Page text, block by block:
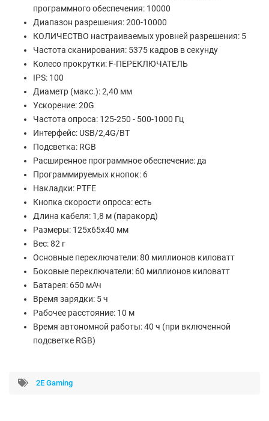
программного обеспечения: 10000
Диапазон разрешения: 200-10000
КОЛИЧЕСТВО настраиваемых уровней разрешения: 5
Частота сканирования: 5375 кадров в секунду
Колесо прокрутки: F-ПЕРЕКЛЮЧАТЕЛЬ
IPS: 100
Диаметр (макс.): 2,40 мм
Ускорение: 20G
Частота опроса: 125-250 - 500-1000 Гц
Интерфейс: USB/2,4G/BT
Подсветка: RGB
Расширенное программное обеспечение: да
Программируемых кнопок: 6
Накладки: PTFE
Кнопка скорости опроса: есть
Длина кабеля: 1,8 м (паракорд)
Размеры: 125x65x40 мм
Вес: 82 г
Основные переключатели: 80 миллионов киловатт
Боковые переключатели: 60 миллионов киловатт
Батарея: 650 мАч
Время зарядки: 5 ч
Рабочее расстояние: 10 м
Время автономной работы: 40 ч (при включенной
подсветке RGB)
2E Gaming